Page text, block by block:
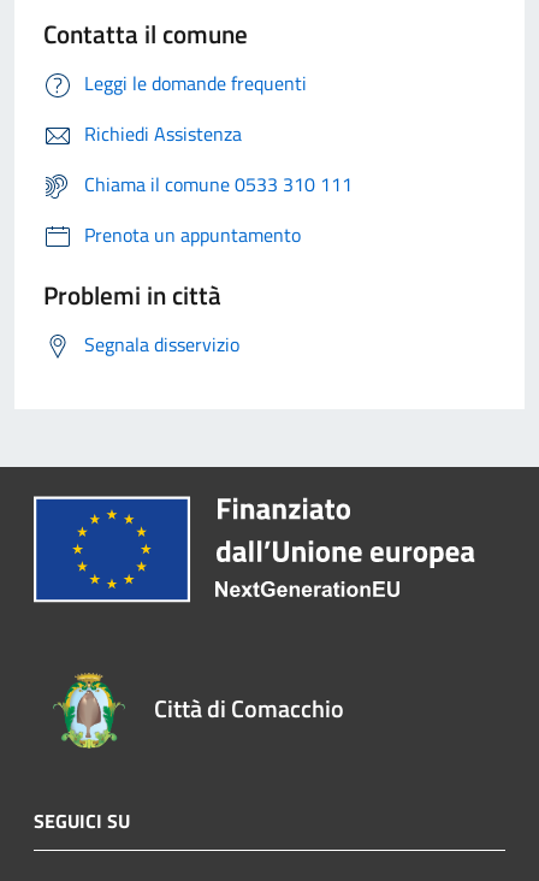
Contatta il comune
Leggi le domande frequenti
Richiedi Assistenza
Chiama il comune 0533 310 111
Prenota un appuntamento
Problemi in città
Segnala disservizio
Città di Comacchio
SEGUICI SU